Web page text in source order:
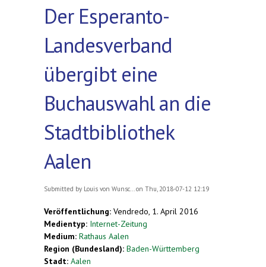
Der Esperanto-
Landesverband
übergibt eine
Buchauswahl an die
Stadtbibliothek
Aalen
Submitted by Louis von Wunsc... on Thu, 2018-07-12 12:19
Veröffentlichung: Vendredo, 1. April 2016
Medientyp: Internet-Zeitung
Medium: Rathaus Aalen
Region (Bundesland): Baden-Württemberg
Stadt: Aalen